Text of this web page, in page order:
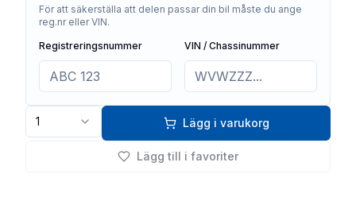
För att säkerställa att delen passar din bil måste du ange
reg.nr eller VIN.
Registreringsnummer
VIN / Chassinummer
1 Lägg i varukorg
Lägg till i favoriter